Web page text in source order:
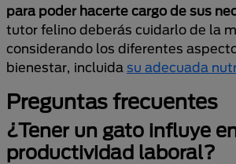
para poder hacerte cargo de sus
tutor felino deberás cuidarlo de la
considerando los diferentes
bienestar, incluida su adecuada
Preguntas frecuentes
¿Tener un gato influye
productividad laboral?